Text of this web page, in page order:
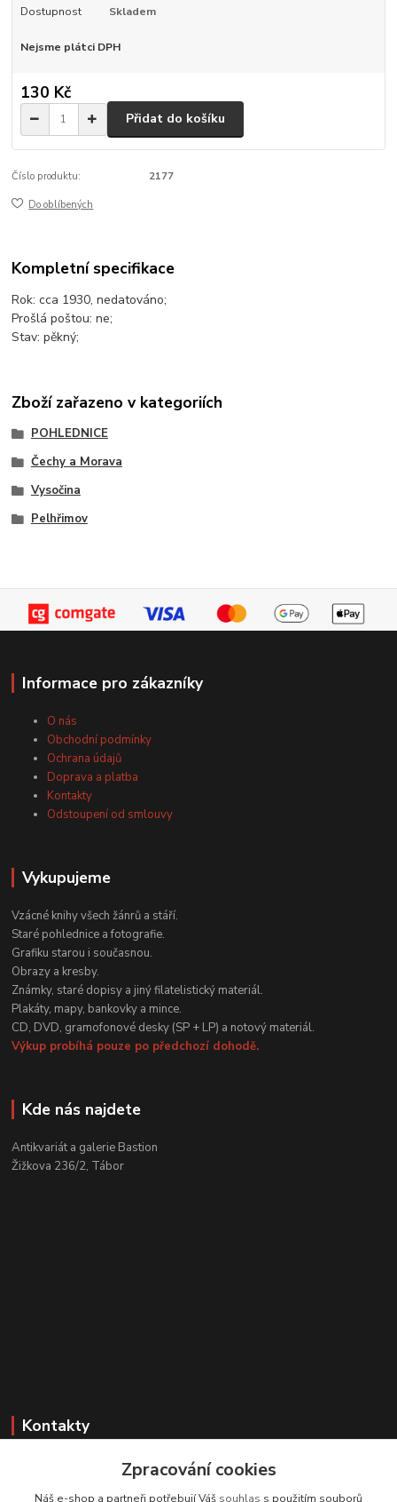
Dostupnost Skladem
Nejsme plátci DPH
130 Kč
Přidat do košíku
Číslo produktu: 2177
Do oblíbených
Kompletní specifikace
Rok: cca 1930, nedatováno;
Prošlá poštou: ne;
Stav: pěkný;
Zboží zařazeno v kategoriích
POHLEDNICE
Čechy a Morava
Vysočina
Pelhřimov
Informace pro zákazníky
O nás
Obchodní podmínky
Ochrana údajů
Doprava a platba
Kontakty
Odstoupení od smlouvy
Vykupujeme
Vzácné knihy všech žánrů a stáří.
Staré pohlednice a fotografie.
Grafiku starou i současnou.
Obrazy a kresby.
Známky, staré dopisy a jiný filatelistický materiál.
Plakáty, mapy, bankovky a mince.
CD, DVD, gramofonové desky (SP + LP) a notový materiál.
Výkup probíhá pouze po předchozí dohodě.
Kde nás najdete
Antikvariát a galerie Bastion
Žižkova 236/2, Tábor
Kontakty
Zákaznická podpora
+420 608 331 344
Zpracování cookies
Náš e-shop a partneři potřebují Váš souhlas s použitím souborů